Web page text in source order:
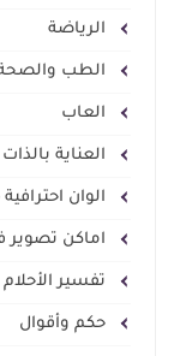
الرياضة
الطب
العاب
العناية بالذات
الوان
اماكن
تفسير الأحلام
حكم وأقوال